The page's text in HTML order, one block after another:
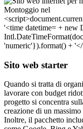
Sito web starter
Quando si tratta di
lavorare con budget
progetto si concentra
creazione di un
Inoltre, il pacchetto